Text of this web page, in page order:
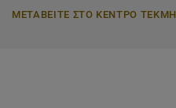
ΜΕΤΑΒΕΙΤΕ ΣΤΟ ΚΕΝΤΡΟ